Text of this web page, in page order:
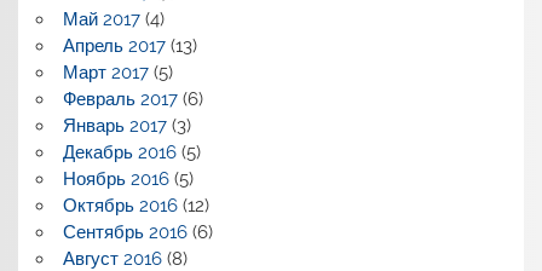
Май 2017(4)
Апрель 2017(13)
Март 2017(5)
Февраль 2017(6)
Январь 2017(3)
Декабрь 2016(5)
Ноябрь 2016(5)
Октябрь 2016(12)
Сентябрь 2016(6)
Август 2016(8)